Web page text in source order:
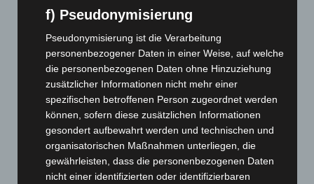
Juni 2026(139)
April 2026(99)
März 2026(115)
Januar 2026 (122)
Dezember 2025(103)
November 2025
(114)
Oktober 2025(112)
f) Pseudonymisierung
Pseudonymisierung ist die Verarbeitung
personenbezogener Daten in einer Weise, auf welche
die personenbezogenen Daten ohne Hinzuziehung
zusätzlicher Informationen nicht mehr einer
spezifischen betroffenen Person zugeordnet werden
können, sofern diese zusätzlichen Informationen
gesondert aufbewahrt werden und technischen und
organisatorischen Maßnahmen unterliegen, die
gewährleisten, dass die personenbezogenen Daten
nicht einer identifizierten oder identifizierbaren